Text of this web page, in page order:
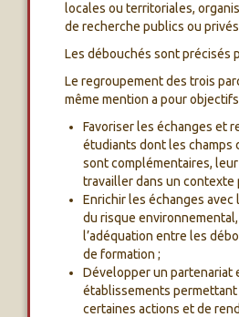
locales ou territoriales,
de recherche publics ou
Les débouchés sont précisés
Le regroupement des trois
même mention a pour
Favoriser les échanges et
étudiants dont les champs
sont complémentaires,
travailler dans un contexte
Enrichir les échanges
du risque
l’adéquation entre les
de formation ;
Développer un
établissements
certaines actions et de